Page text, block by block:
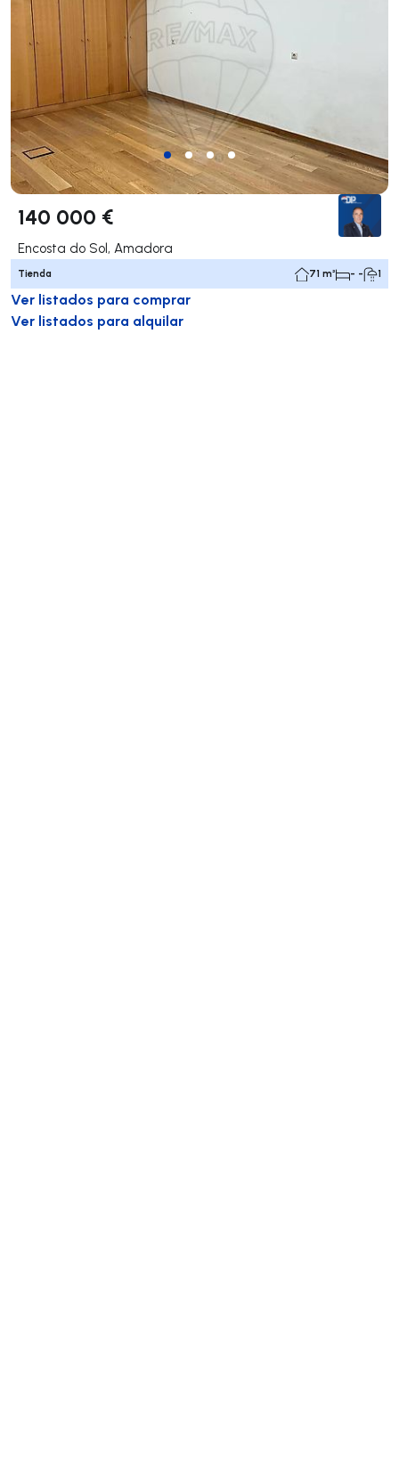
140 000 €
Encosta do Sol, Amadora
Tienda 71 m² - - 1
Ver listados para comprar
Ver listados para alquilar